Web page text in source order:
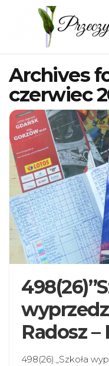
Archives
czerwiec
Radosz –
498(26).„Szkoła